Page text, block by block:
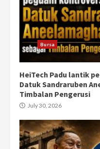
Bursa
HeiTech Padu lantik
Datuk Sandraruben
Timbalan Pengerusi
July 30, 2026